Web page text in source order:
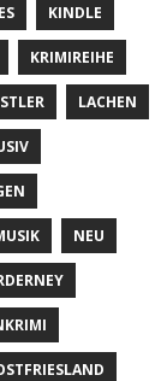
KINDLE
KRIMIREIHE
LACHEN
NEU